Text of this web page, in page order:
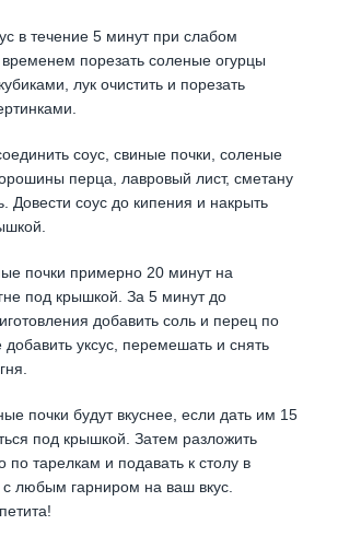
в течение 5 минут при слабом
порезать соленые огурцы
лук очистить и порезать
соус, свиные почки, соленые
перца, лавровый лист, сметану
Довести соус до кипения и накрыть
почки примерно 20 минут на
под крышкой. За 5 минут до
добавить соль и перец по
добавить уксус, перемешать и снять
почки будут вкуснее, если дать им 15
под крышкой. Затем разложить
по тарелкам и подавать к столу в
с любым гарниром на ваш вкус.